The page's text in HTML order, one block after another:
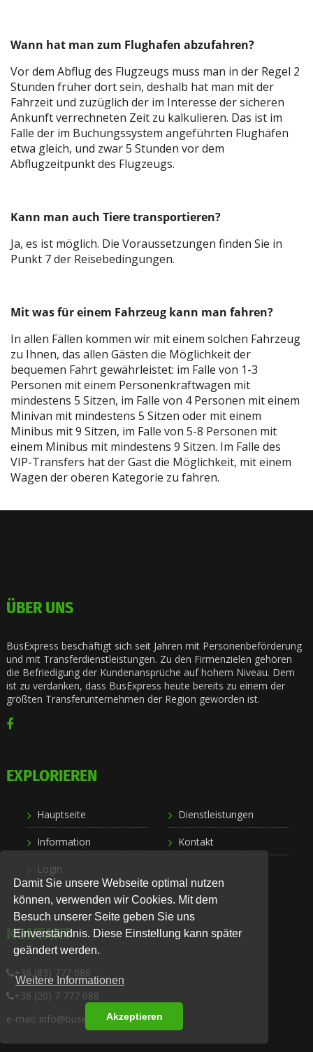
Damit Sie unsere Webseite optimal nutzen
können, verwenden wir Cookies. Mit dem
Besuch unserer Seite geben Sie uns
Einverständnis. Diese Einstellung kann später
geändert werden.
Weitere Informationen
Akzeptieren
Wann hat man zum Flughafen abzufahren?
Vor dem Abflug des Flugzeugs muss man in der Regel 2
Stunden früher dort sein, deshalb hat man mit der
Fahrzeit und zuzüglich der im Interesse der sicheren
Ankunft verrechneten Zeit zu kalkulieren. Das ist im
Falle der im Buchungssystem angeführten Flughäfen
etwa gleich, und zwar 5 Stunden vor dem
Abflugzeitpunkt des Flugzeugs.
Kann man auch Tiere transportieren?
Ja, es ist möglich. Die Voraussetzungen finden Sie in
Punkt 7 der Reisebedingungen.
Mit was für einem Fahrzeug kann man fahren?
In allen Fällen kommen wir mit einem solchen Fahrzeug
zu Ihnen, das allen Gästen die Möglichkeit der
bequemen Fahrt gewährleistet: im Falle von 1-3
Personen mit einem Personenkraftwagen mit
mindestens 5 Sitzen, im Falle von 4 Personen mit einem
Minivan mit mindestens 5 Sitzen oder mit einem
Minibus mit 9 Sitzen, im Falle von 5-8 Personen mit
einem Minibus mit mindestens 9 Sitzen. Im Falle des
VIP-Transfers hat der Gast die Möglichkeit, mit einem
Wagen der oberen Kategorie zu fahren.
ÜBER UNS
BusExpress beschäftigt sich seit Jahren mit Personenbeförderung
und mit Transferdienstleistungen. Zu den Firmenzielen gehören
die Befriedigung der Kundenansprüche auf hohem Niveau. Dem
ist zu verdanken, dass BusExpress heute bereits zu einem der
größten Transferunternehmen der Region geworden ist.
EXPLORIEREN
Hauptseite Dienstleistungen
Information Kontakt
Login
KONTAKT
+36 (83) 777 088
+36 (20) 7 777 088
e-mail: info@busexpress.hu